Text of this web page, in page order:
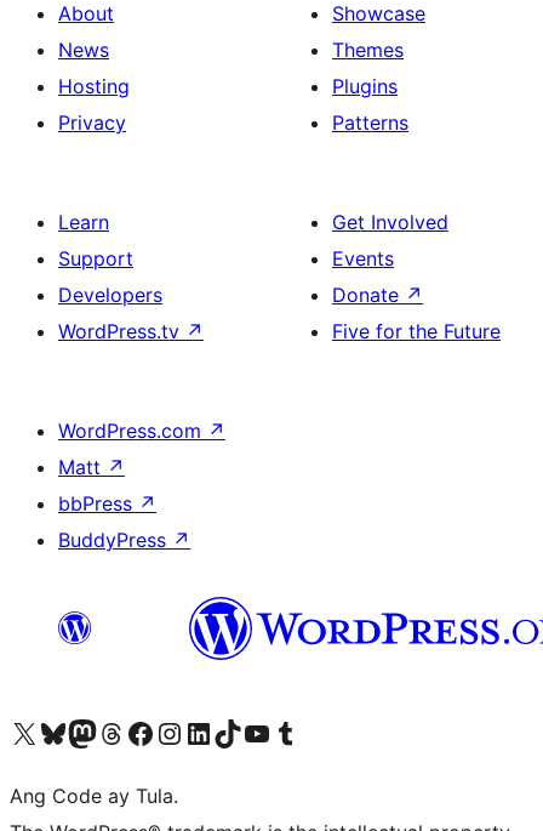
About
News
Hosting
Privacy
Showcase
Themes
Plugins
Patterns
Learn
Support
Developers
WordPress.tv ↗
Get Involved
Events
Donate ↗
Five for the Future
WordPress.com ↗
Matt ↗
bbPress ↗
BuddyPress ↗
Visit our X (formerly Twitter) account
Bisitahin ang aming Bluesky account
Visit our Mastodon account
Bisitahin ang aming Threads account
Visit our Facebook page
Visit our Instagram account
Visit our LinkedIn account
Bisitahin ang aming TikTok account
Visit our YouTube channel
Bisitahin ang aming Tumblr account
Ang Code ay Tula.